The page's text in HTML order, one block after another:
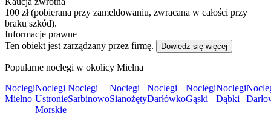
100 zł (pobierana przy zameldowaniu, zwracana w całości przy
braku szkód).
Informacje prawne
Ten obiekt jest zarządzany przez firmę.
Dowiedz się więcej
Popularne noclegi w okolicy Mielna
Noclegi
Mielno
Noclegi
Ustronie
Morskie
Noclegi
Sarbinowo
Noclegi
Sianożęty
Noclegi
Darłówko
Noclegi
Gąski
Noclegi
Dąbki